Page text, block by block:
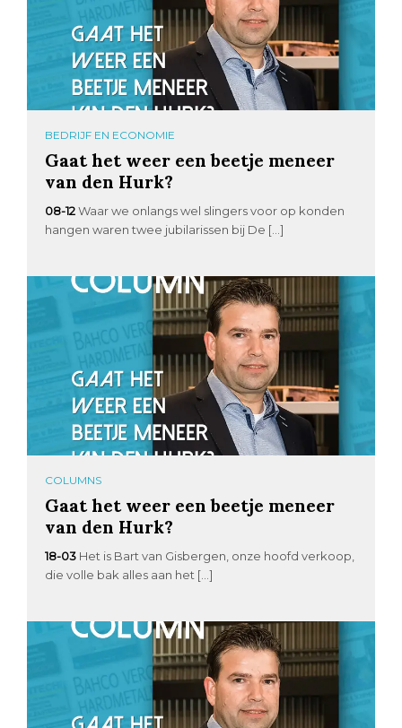
BEDRIJF EN ECONOMIE
Gaat het weer een beetje meneer
van den Hurk?
08-12 Waar we onlangs wel slingers voor op konden
hangen waren twee jubilarissen bij De […]
COLUMNS
Gaat het weer een beetje meneer
van den Hurk?
18-03 Het is Bart van Gisbergen, onze hoofd verkoop,
die volle bak alles aan het […]